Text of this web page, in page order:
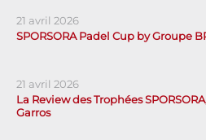
21 avril 2026
SPORSORA Padel Cup by Groupe
21 avril 2026
La Review des Trophées
Garros